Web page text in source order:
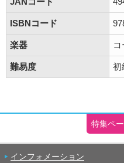
ISBNコード
楽器 コ
難易度 初
特集ペ
インフォメーション